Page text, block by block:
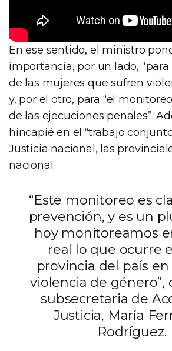
En ese sentido, el ministro
importancia, por un lado,
de las mujeres que sufren
y, por el otro, para “el
de las ejecuciones penales”.
hincapié en el “trabajo
Justicia nacional, las
nacional.
“Este monitoreo es
prevención, y es un
hoy monitoreamos
real lo que ocurre
provincia del país en
violencia de género”,
subsecretaria de
Justicia, María
Rodríguez.